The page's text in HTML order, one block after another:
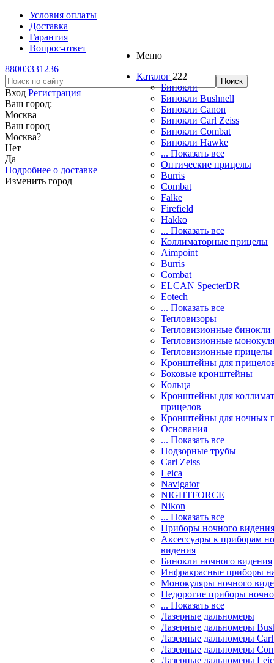
Условия оплаты
Доставка
Гарантия
Вопрос-ответ
88003331236
Вход Регистрация
Ваш город:
Москва
Ваш город
Москва?
Нет
Да
Подробнее о доставке
Изменить город
Меню
Каталог 222
Бинокли
Бинокли Bushnell
Бинокли Canon
Бинокли Carl Zeiss
Бинокли Combat
Бинокли Hawke
... Показать все
Оптические прицелы
Burris
Combat
Falke
Firefield
Hakko
... Показать все
Коллиматорные прицелы
Aimpoint
Burris
Combat
ELCAN SpecterDR
Eotech
... Показать все
Тепловизоры
Тепловизионные бинокли
Тепловизионные
Тепловизионные прицелы
Кронштейны для
Боковые кронштейны
Кольца
Кронштейны для
прицелов
Кронштейны для ночных
Основания
... Показать все
Подзорные трубы
Carl Zeiss
Leica
Navigator
NIGHTFORCE
Nikon
... Показать все
Приборы ночного видения
Аксессуары к приборам
видения
Бинокли ночного видения
Инфракрасные приборы
Монокуляры ночного
Недорогие приборы
... Показать все
Лазерные дальномеры
Лазерные дальномеры
Лазерные дальномеры
Лазерные дальномеры
Лазерные дальномеры